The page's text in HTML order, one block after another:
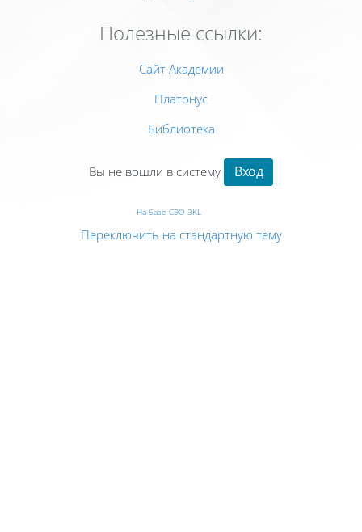
Полезные ссылки:
Сайт Академии
Платонус
Библиотека
Вы не вошли в систему Вход
На базе СЭО 3KL
Переключить на стандартную тему